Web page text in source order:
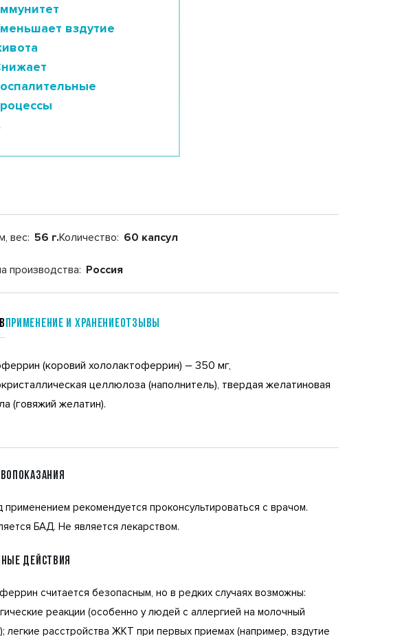
вздутие
вес: 56 г.Количество: 60 капсул
производства: Россия
Применение и хранениеотзывы
(коровий хололактоферрин) – 350 мг,
целлюлоза (наполнитель), твердая желатиновая
(говяжий желатин).
применением рекомендуется проконсультироваться с врачом.
БАД. Не является лекарством.
ДЕЙСТВИЯ
считается безопасным, но в редких случаях возможны:
реакции (особенно у людей с аллергией на молочный
легкие расстройства ЖКТ при первых приемах (например, вздутие